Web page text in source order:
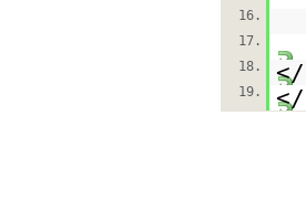
16.
17.
18.
</
19.